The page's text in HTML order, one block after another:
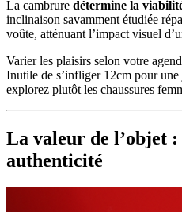
La cambrure détermine la
inclinaison savamment étudiée
voûte, atténuant l’impact visuel
Varier les plaisirs selon votre
Inutile de s’infliger 12cm pour
explorez plutôt les chaussures
La valeur de l’objet :
authenticité